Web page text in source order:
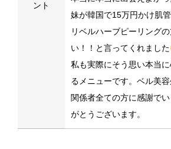
ント
妹が韓国で15万円かけ肌管
リベルハーブピーリング
い！！と言ってくれました
私も実際にそう思い本当
るメニューです。ベル美
関係者全ての方に感謝で
がとうございます。